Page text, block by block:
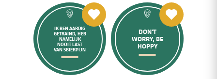
IK BEN AARDIG
GETRAIND, HEB
NAMELIJK
NOOIT LAST
VAN SBIERPIJN
DON'T
WORRY, BE
HOPPY